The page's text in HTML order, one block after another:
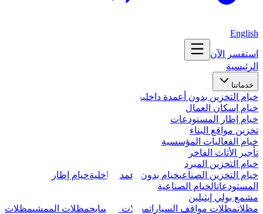
English
استفسر الآن
الرئيسية
خدماتنا
خيام التخزين بدون أعمدة داخلية
خيام إسكان العمال
خيام إطار المستودعات
تخزين مواقع البناء
خيام الفعاليات المؤسسية
تأجير الأثاث الفاخر
خيام التخزين المبرد
خيام التخزين الصناعيخيام بدون أعمدة داخليةخيام إطار
المستودعاتالخيام الصناعية
مشمع بولي إيثيلين
مظلاتمظلات مواقف السياراتمظلات المسابحمظلات الممشىمظلات